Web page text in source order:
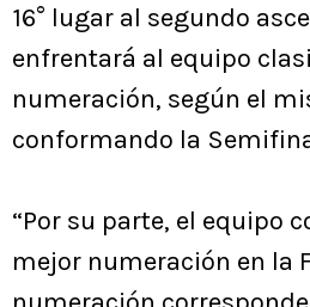
16° lugar al segundo
enfrentará al equipo
numeración, según el
conformando la
“Por su parte, el equipo
mejor numeración en la